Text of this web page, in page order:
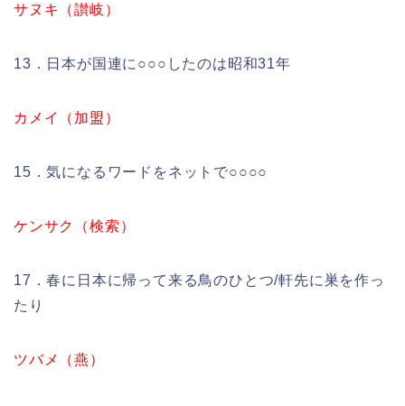
サヌキ（讃岐）
13．日本が国連に○○○したのは昭和31年
カメイ（加盟）
15．気になるワードをネットで○○○○
ケンサク（検索）
17．春に日本に帰って来る鳥のひとつ/軒先に巣を作っ
たり
ツバメ（燕）